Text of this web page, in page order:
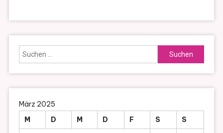
Suchen
nach:
März 2025
M
D M D F S S